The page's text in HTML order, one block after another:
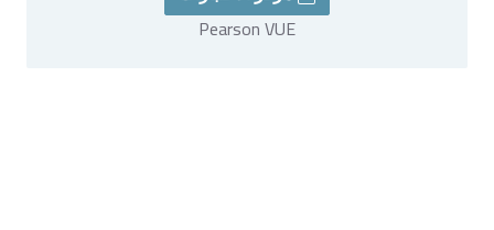
Pearson VUE